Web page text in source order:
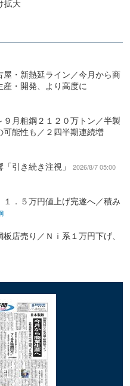
拡大
・新熱延ライン／今月から商
・開発、より高度に
月粗鋼２１２０万トン／半製
能性も／２四半期連続増
引き続き注視」
2026/8/7 05:00
．５万円値上げ完遂へ／積み
店売り／Ｎｉ系１万円下げ、